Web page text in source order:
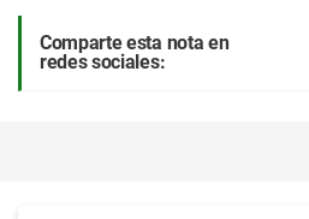
Comparte esta nota en
redes sociales: